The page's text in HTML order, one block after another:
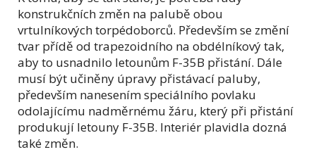
konstrukčních změn na palubě obou
vrtulníkových torpédoborců. Především se změní
tvar přídě od trapezoidního na obdélníkový tak,
aby to usnadnilo letounům F-35B přistání. Dále
musí být učiněny úpravy přistávací paluby,
především nanesením speciálního povlaku
odolajícímu nadměrnému žáru, který při přistání
produkují letouny F-35B. Interiér plavidla dozná
také změn.